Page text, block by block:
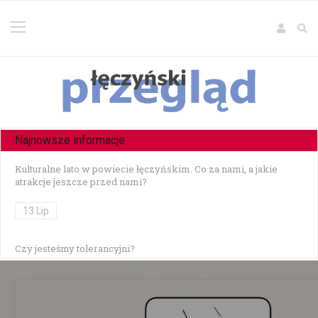
Najnowsze informacje
Kulturalne lato w powiecie łęczyńskim. Co za nami, a jakie
atrakcje jeszcze przed nami?
13 Lip
Czy jesteśmy tolerancyjni?
Czołowe zderzenie w Zezulinie Niższym — 19-latek stracił